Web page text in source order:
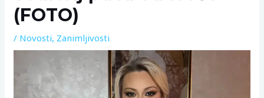
(FOTO)
/ Novosti, Zanimljivosti